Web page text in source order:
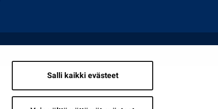
Salli kaikki evästeet